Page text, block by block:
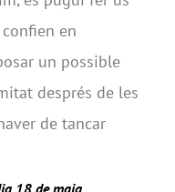
en
un possible
després de les
de tancar
18 de maig